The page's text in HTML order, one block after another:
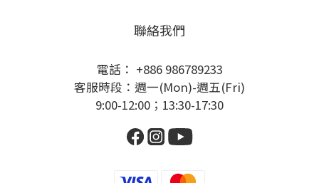
聯絡我們
電話： +886 986789233
客服時段：週一(Mon)-週五(Fri)
9:00-12:00；13:30-17:30